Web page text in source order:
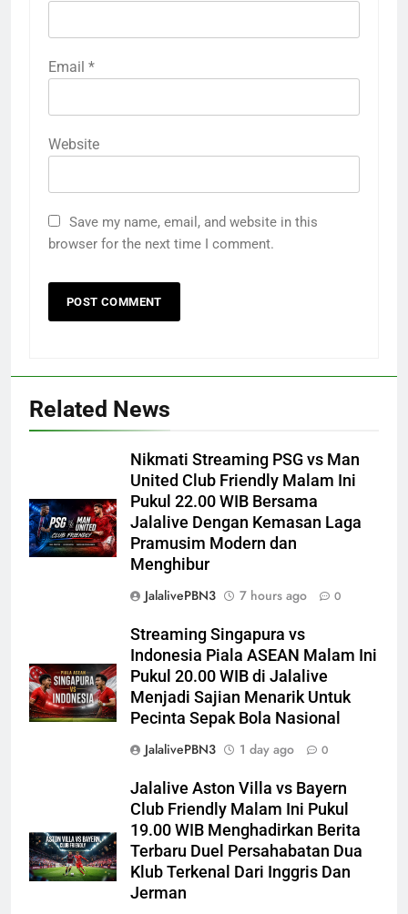
Email *
Website
Save my name, email, and website in this
browser for the next time I comment.
Related News
Nikmati Streaming PSG vs Man
United Club Friendly Malam Ini
Pukul 22.00 WIB Bersama
Jalalive Dengan Kemasan Laga
Pramusim Modern dan
Menghibur
JalalivePBN3
7 hours ago 0
Streaming Singapura vs
Indonesia Piala ASEAN Malam Ini
Pukul 20.00 WIB di Jalalive
Menjadi Sajian Menarik Untuk
Pecinta Sepak Bola Nasional
JalalivePBN3
1 day ago 0
Jalalive Aston Villa vs Bayern
Club Friendly Malam Ini Pukul
19.00 WIB Menghadirkan Berita
Terbaru Duel Persahabatan Dua
Klub Terkenal Dari Inggris Dan
Jerman